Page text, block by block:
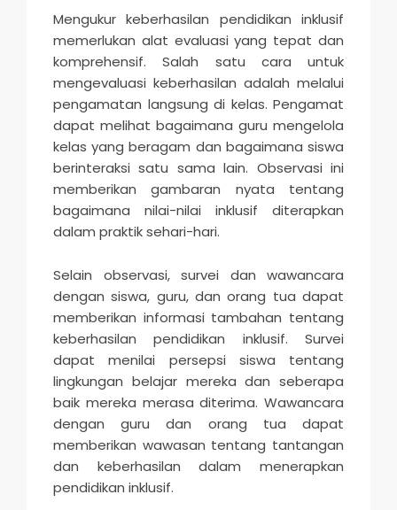
Mengukur keberhasilan pendidikan inklusif
memerlukan alat evaluasi yang tepat dan
komprehensif. Salah satu cara untuk
mengevaluasi keberhasilan adalah melalui
pengamatan langsung di kelas. Pengamat
dapat melihat bagaimana guru mengelola
kelas yang beragam dan bagaimana siswa
berinteraksi satu sama lain. Observasi ini
memberikan gambaran nyata tentang
bagaimana nilai-nilai inklusif diterapkan
dalam praktik sehari-hari.
Selain observasi, survei dan wawancara
dengan siswa, guru, dan orang tua dapat
memberikan informasi tambahan tentang
keberhasilan pendidikan inklusif. Survei
dapat menilai persepsi siswa tentang
lingkungan belajar mereka dan seberapa
baik mereka merasa diterima. Wawancara
dengan guru dan orang tua dapat
memberikan wawasan tentang tantangan
dan keberhasilan dalam menerapkan
pendidikan inklusif.